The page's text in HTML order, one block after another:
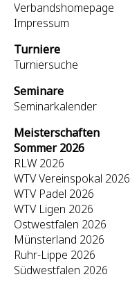
Verbandshomepage
Impressum
Turniere
Turniersuche
Seminare
Seminarkalender
Meisterschaften
Sommer 2026
RLW 2026
WTV Vereinspokal 2026
WTV Padel 2026
WTV Ligen 2026
Ostwestfalen 2026
Münsterland 2026
Ruhr-Lippe 2026
Südwestfalen 2026